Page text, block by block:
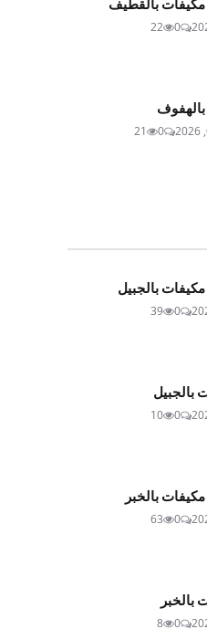
0
22
0
21
بالجبيل
0
39
بالجبيل
0
10
بالخبر
0
63
بالخبر
0
8